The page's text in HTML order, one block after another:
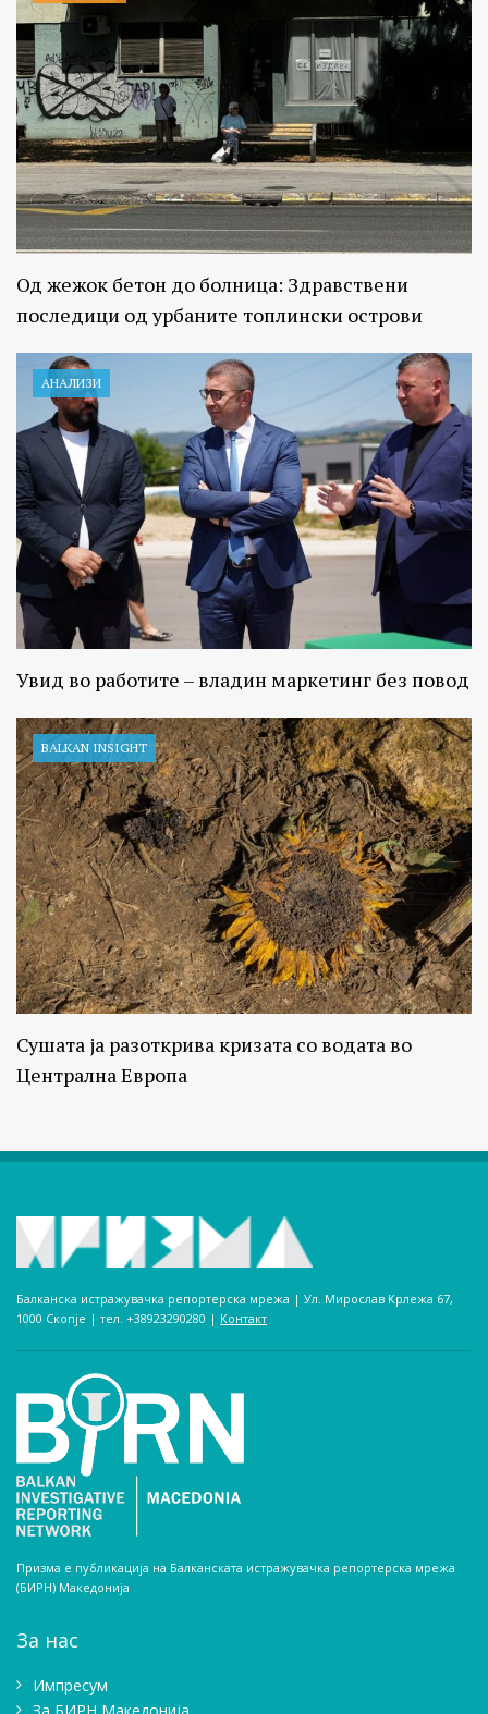
Од жежок бетон до болница: Здравствени
последици од урбаните топлински острови
АНАЛИЗИ
Увид во работите – владин маркетинг без повод
BALKAN INSIGHT
Сушата ја разоткрива кризата со водата во
Централна Европа
Балканска истражувачка репортерска мрежа | Ул. Мирослав Крлежа 67,
1000 Скопје | тел. +38923290280­ | Контакт
Призма е публикација на Балканската истражувачка репортерска мрежа
(БИРН) Македонија
За нас
Импресум